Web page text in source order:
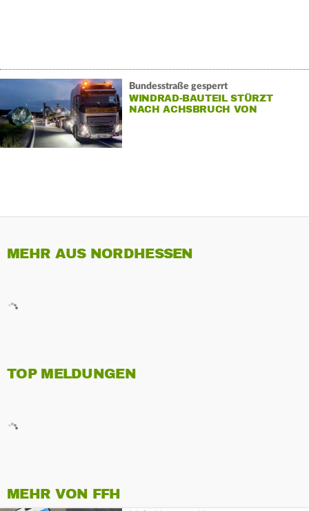
Bundesstraße gesperrt
WINDRAD-BAUTEIL STÜRZT
NACH ACHSBRUCH VON
MEHR AUS NORDHESSEN
TOP MELDUNGEN
MEHR VON FFH